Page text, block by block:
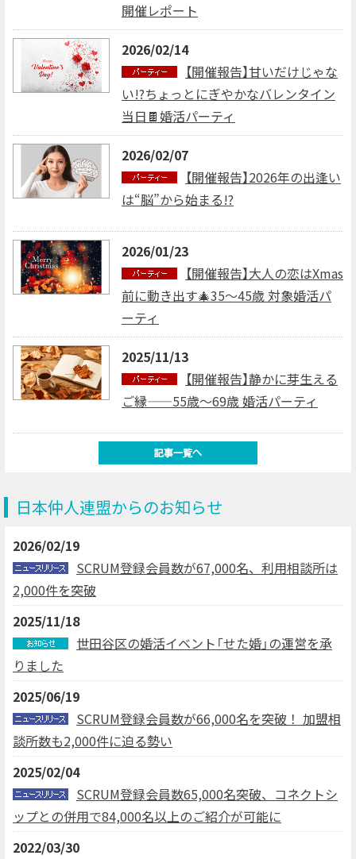
開催レポート
【開催報告】甘いだけじゃな
い!?ちょっとにぎやかなバレンタイン
当日🍫婚活パーティ
2026/02/14
【開催報告】2026年の出逢い
は“脳”から始まる!?
2026/02/07
【開催報告】大人の恋はXmas
前に動き出す🎄35～45歳 対象婚活パ
ーティ
2026/01/23
【開催報告】静かに芽生える
ご縁——55歳～69歳 婚活パーティ
2025/11/13
日本仲人連盟からのお知らせ
2026/02/19
SCRUM登録会員数が67,000名、利用相談所は
2,000件を突破
2025/11/18
世田谷区の婚活イベント「せた婚」の運営を承
りました
2025/06/19
SCRUM登録会員数が66,000名を突破！ 加盟相
談所数も2,000件に迫る勢い
2025/02/04
SCRUM登録会員数65,000名突破、コネクトシ
ップとの併用で84,000名以上のご紹介が可能に
2022/03/30